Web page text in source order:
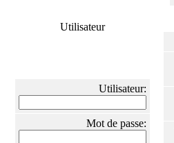
Utilisateur
Utilisateur:
Mot de passe: